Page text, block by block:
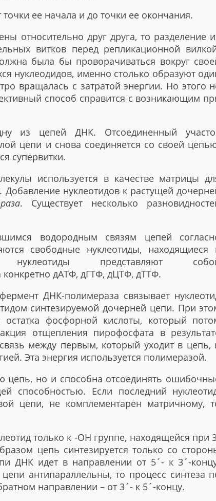
ее начала и до точки ее окончания.
относительно друг друга, то разделение
витков перед репликационной
была бы проворачиваться вокруг
нуклеодидов, именно столько образуют
вращалась с затратой энергии. Но этого
способ справится с возникающим
из цепей ДНК. Отсоединенный
цепи и снова соединяется со своей
супервитки.
используется в качестве матрицы
нуклеотидов к растущей
. Существует несколько
водородным связям цепей
свободные нуклеотиды, находящиеся
нуклеотиды представляют
дАТФ, дГТФ, дЦТФ, дТТФ.
ДНК-полимераза связывает
синтезируемой дочерней цепи. При
фосфорной кислоты, который
отщепления пирофосфата в
между первым, который уходит в цепь,
Эта энергия используется полимеразой.
цепь, но и способна отсоединять
способностью. Если последний
цепи, не комплементарен матричному,
только к -OH группе, находящейся при
цепь синтезируется только со
ДНК идет в направлении от 5´- к 3´-
антипараллельны, то процесс синтеза
направлении – от 3´- к 5´-концу.